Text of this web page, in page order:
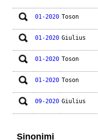
01-2020 Toson
01-2020 Giulius
01-2020 Toson
01-2020 Toson
09-2020 Giulius
Sinonimi